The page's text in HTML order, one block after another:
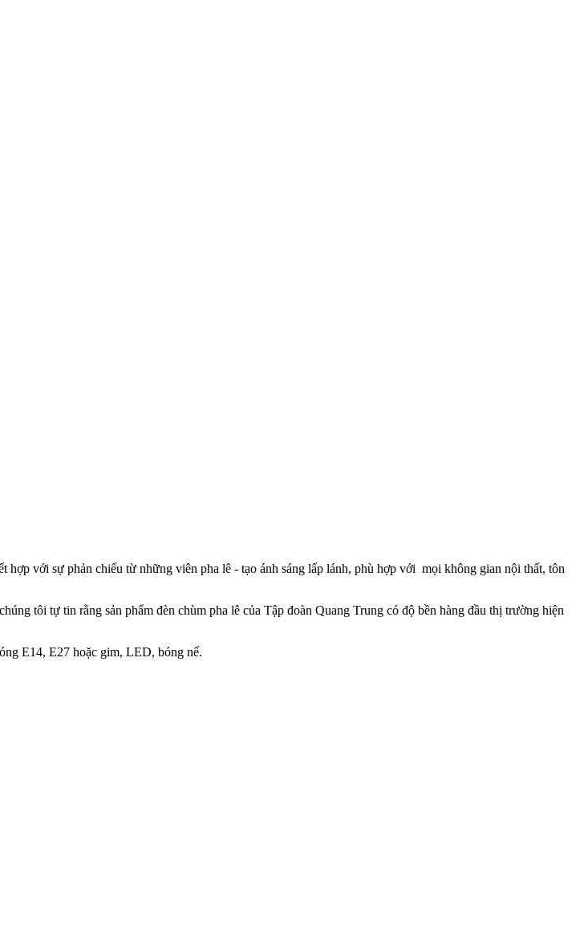
với sự phản chiếu từ những viên pha lê - tạo ánh sáng lấp lánh, phù hợp với mọi không gian nội thất, tôn
tôi tự tin rằng sản phẩm đèn chùm pha lê của Tập đoàn Quang Trung có độ bền hàng đầu thị trường hiện
E14, E27 hoặc gim, LED, bóng nế.